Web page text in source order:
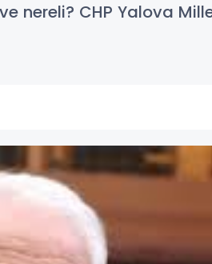
nereli? CHP Yalova